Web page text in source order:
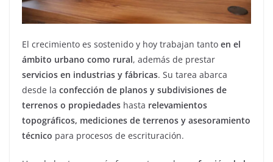
El crecimiento es sostenido y hoy trabajan tanto en el
ámbito urbano como rural, además de prestar
servicios en industrias y fábricas. Su tarea abarca
desde la confección de planos y subdivisiones de
terrenos o propiedades hasta relevamientos
topográficos, mediciones de terrenos y asesoramiento
técnico para procesos de escrituración.